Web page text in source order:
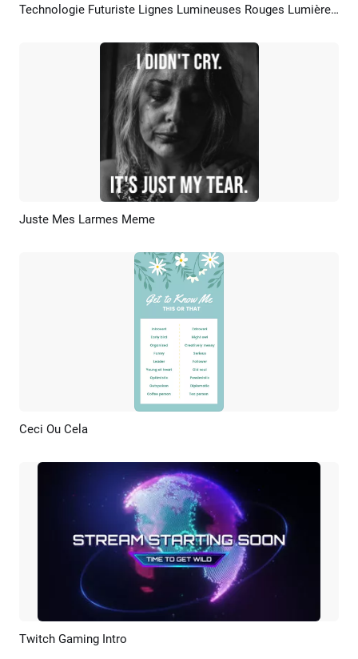
Aperçu Créer IA Technologie Futuriste Lignes Lumineuses Rouges Lumières Abstrait Portrait Photo
Aperçu
Juste Mes Larmes Meme
Ceci Ou Cela
Aperçu
Twitch Gaming Intro